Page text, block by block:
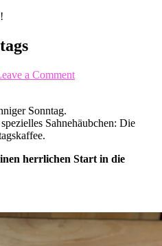
a Comment
Sonntag.
Sahnehäubchen: Die
herrlichen Start in die